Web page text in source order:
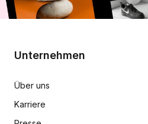
Unternehmen
Über uns
Karriere